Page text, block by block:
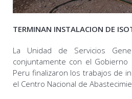
TERMINAN INSTALACION DE
La Unidad de Servicios
conjuntamente con el Gobierno
Peru finalizaron los trabajos de
el Centro Nacional de